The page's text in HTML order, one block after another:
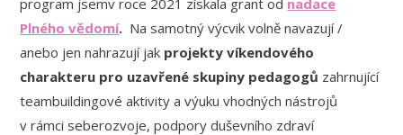
Plného vědomí. Na samotný výcvik volně navazují /
anebo jen nahrazují jak projekty víkendového
charakteru pro uzavřené skupiny pedagogů zahrnující
teambuildingové aktivity a výuku vhodných nástrojů
v rámci seberozvoje, podpory duševního zdraví